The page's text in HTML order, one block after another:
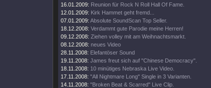
16.01.2009: Reunion für Rock N Roll Hall Of Fame.
12.01.2009: Kirk Hammet geht fremd...
07.01.2009: Absolute SoundScan Top Seller.
18.12.2008: Verdammt gute Parodie meine Herren!
09.12.2008: Ziehen volley mit am Weihnachtsmarkt.
08.12.2008: neues Video
28.11.2008: Elefantöser Sound
19.11.2008: James freut sich auf "Chinese Democracy".
18.11.2008: 10 minütiges Nebraska Live Video.
17.11.2008: "All Nightmare Long" Single in 3 Varianten.
14.11.2008: "Broken Beat & Scarred" Live Clip.